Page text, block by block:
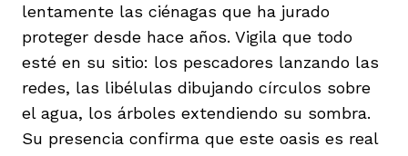
lentamente las ciénagas que ha jurado
proteger desde hace años. Vigila que todo
esté en su sitio: los pescadores lanzando las
redes, las libélulas dibujando círculos sobre
el agua, los árboles extendiendo su sombra.
Su presencia confirma que este oasis es real